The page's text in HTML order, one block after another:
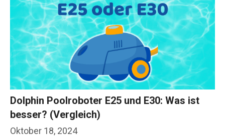
Oktober 18, 2024
Dolphin Poolroboter E25 und E30: Was ist
besser? (Vergleich)